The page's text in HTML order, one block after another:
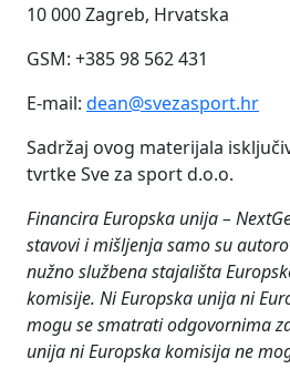
10 000 Zagreb, Hrvatska
GSM: +385 98 562 431
E-mail: dean@svezasport.hr
Sadržaj ovog materijala
tvrtke Sve za sport d.o.o.
Financira Europska unija –
stavovi i mišljenja samo su
nužno službena stajališta
komisije. Ni Europska unija ni
mogu se smatrati odgovornima
unija ni Europska komisija ne